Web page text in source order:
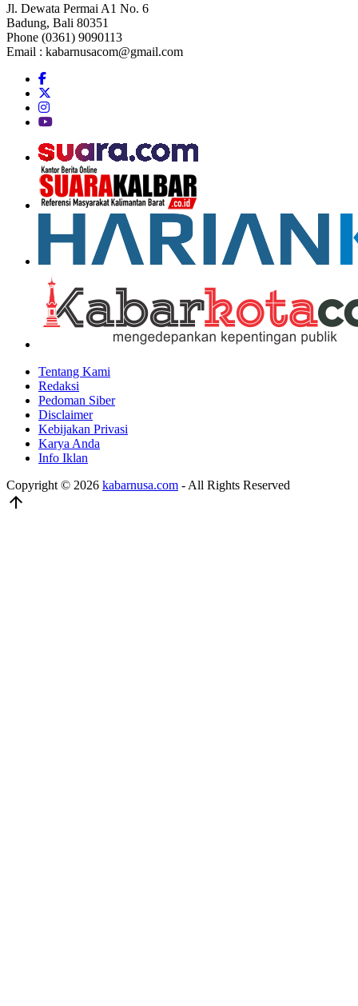
Jl. Dewata Permai A1 No. 6
Badung, Bali 80351
Phone (0361) 9090113
Email : kabarnusacom@gmail.com
Tentang Kami
Redaksi
Pedoman Siber
Disclaimer
Kebijakan Privasi
Karya Anda
Info Iklan
Copyright © 2026 kabarnusa.com - All Rights Reserved
arrow_upward